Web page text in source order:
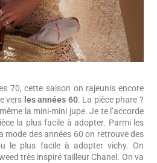
70, cette saison on rajeunis encore
vers les années 60. La pièce phare ?
la mini-mini jupe. Je te l’accorde
la plus facile à adopter. Parmi les
mode des années 60 on retrouve des
le plus facile à adopter vichy. On
très inspiré tailleur Chanel. On va